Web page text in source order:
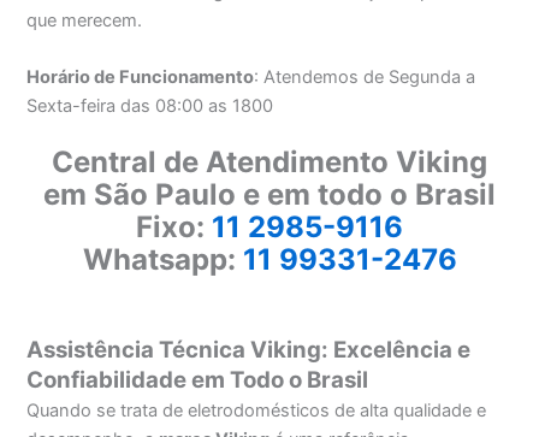
que merecem.
Horário de Funcionamento: Atendemos de Segunda a
Sexta-feira das 08:00 as 1800
Central de Atendimento Viking
em São Paulo e em todo o Brasil
Fixo: 11 2985-9116
Whatsapp: 11 99331-2476
Assistência Técnica Viking: Excelência e
Confiabilidade em Todo o Brasil
Quando se trata de eletrodomésticos de alta qualidade e